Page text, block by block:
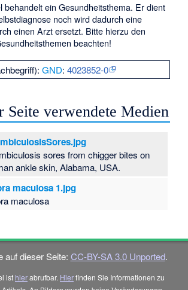
behandelt ein Gesundheitsthema. Er dient
noch wird dadurch eine
einen Arzt ersetzt. Bitte hierzu den
beachten!
GND:4023852-0
Seite verwendete Medien
sores from chigger bites on
ankle skin, Alabama, USA.
maculosa 1.jpg
maculosa
auf dieser Seite: CC-BY-SA 3.0 Unported.
ist hierabrufbar. Hierfinden Sie Informationen zu